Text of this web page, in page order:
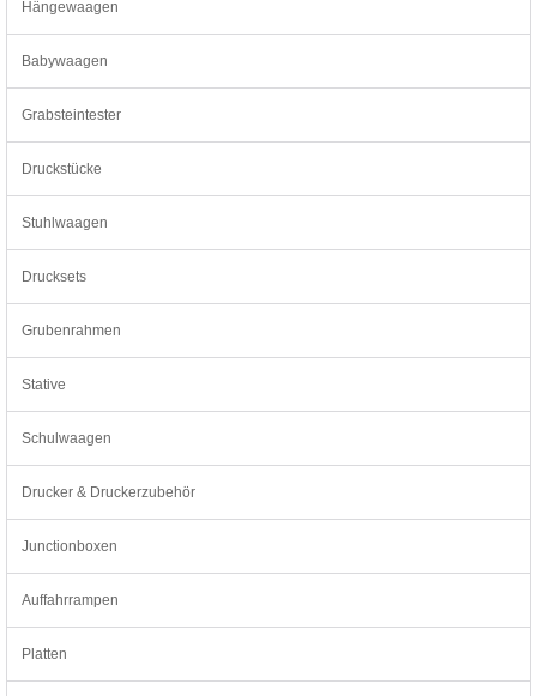
Hängewaagen
Babywaagen
Grabsteintester
Druckstücke
Stuhlwaagen
Drucksets
Grubenrahmen
Stative
Schulwaagen
Drucker & Druckerzubehör
Junctionboxen
Auffahrrampen
Platten